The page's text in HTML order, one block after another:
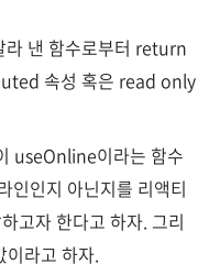
라 낸 함수로부터 return
속성 혹은 read only
useOnline이라는 함수
인인지 아닌지를 리액티
고자 한다고 하자. 그리
라고 하자.